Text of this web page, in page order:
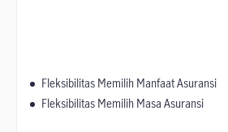
Fleksibilitas Memilih Manfaat Asuransi
Fleksibilitas Memilih Masa Asuransi